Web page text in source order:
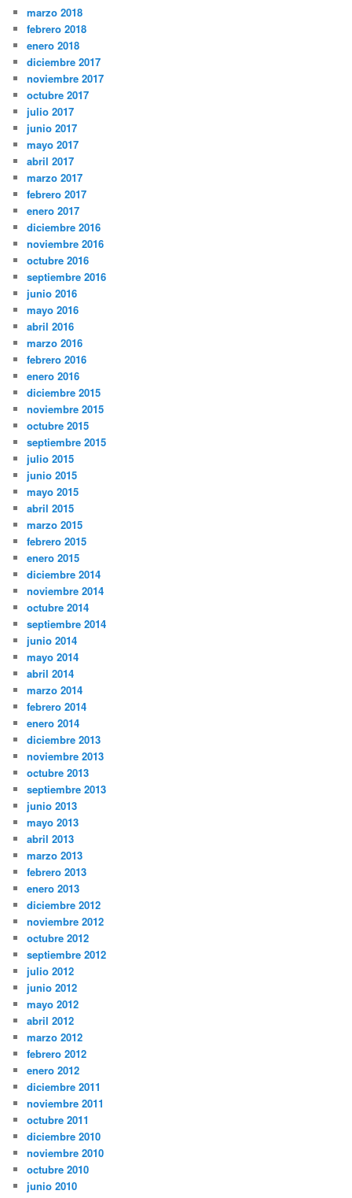
marzo 2018
febrero 2018
enero 2018
diciembre 2017
noviembre 2017
octubre 2017
julio 2017
junio 2017
mayo 2017
abril 2017
marzo 2017
febrero 2017
enero 2017
diciembre 2016
noviembre 2016
octubre 2016
septiembre 2016
junio 2016
mayo 2016
abril 2016
marzo 2016
febrero 2016
enero 2016
diciembre 2015
noviembre 2015
octubre 2015
septiembre 2015
julio 2015
junio 2015
mayo 2015
abril 2015
marzo 2015
febrero 2015
enero 2015
diciembre 2014
noviembre 2014
octubre 2014
septiembre 2014
junio 2014
mayo 2014
abril 2014
marzo 2014
febrero 2014
enero 2014
diciembre 2013
noviembre 2013
octubre 2013
septiembre 2013
junio 2013
mayo 2013
abril 2013
marzo 2013
febrero 2013
enero 2013
diciembre 2012
noviembre 2012
octubre 2012
septiembre 2012
julio 2012
junio 2012
mayo 2012
abril 2012
marzo 2012
febrero 2012
enero 2012
diciembre 2011
noviembre 2011
octubre 2011
diciembre 2010
noviembre 2010
octubre 2010
junio 2010